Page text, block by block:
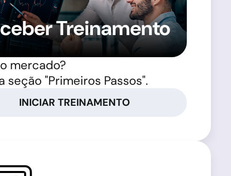
Treinamento
mercado?
seção "Primeiros Passos".
INICIAR TREINAMENTO